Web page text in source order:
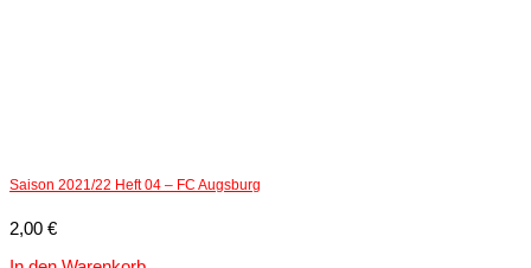
Saison 2021/22 Heft 04 – FC Augsburg
2,00 €